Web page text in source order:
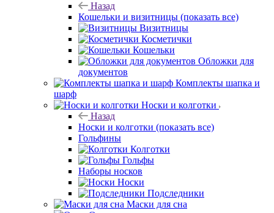
Назад
Кошельки и визитницы (показать все)
Визитницы
Косметички
Кошельки
Обложки для
документов
Комплекты шапка и
шарф
Носки и колготки
Назад
Носки и колготки (показать все)
Гольфины
Колготки
Гольфы
Наборы носков
Носки
Подследники
Маски для сна